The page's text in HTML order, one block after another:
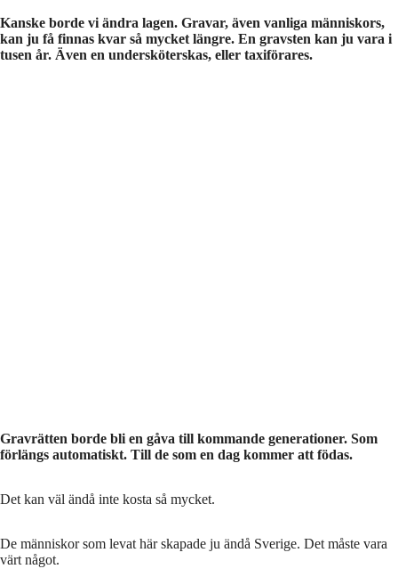
Kanske borde vi ändra lagen. Gravar, även vanliga människors,
kan ju få finnas kvar så mycket längre. En gravsten kan ju vara i
tusen år. Även en undersköterskas, eller taxiförares.
Gravrätten borde bli en gåva till kommande generationer. Som
förlängs automatiskt. Till de som en dag kommer att födas.
Det kan väl ändå inte kosta så mycket.
De människor som levat här skapade ju ändå Sverige. Det måste vara
värt något.